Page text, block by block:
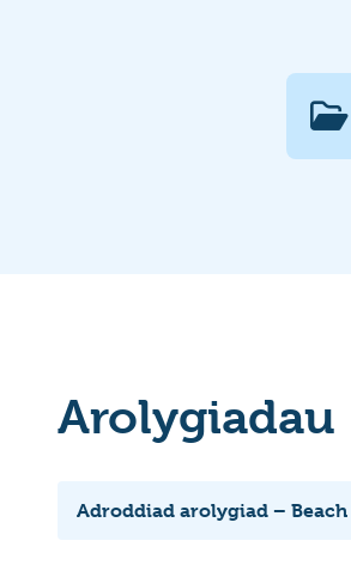
Arolygiadau
Adroddiad arolygiad – Beach